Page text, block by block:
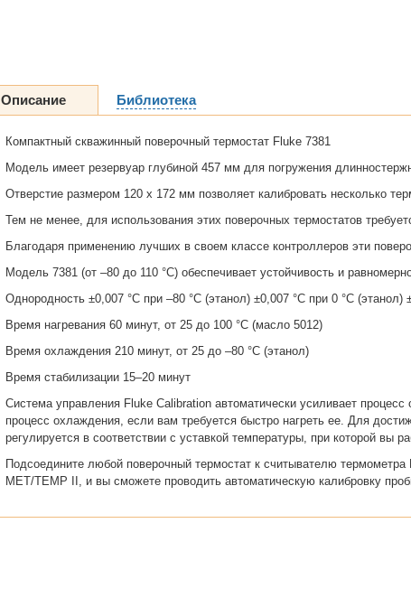
Описание Библиотека
Компактный скважинный поверочный термостат Fluke 7381
Модель имеет резервуар глубиной 457 мм для погружения
Отверстие размером 120 х 172 мм позволяет калибровать несколько
Тем не менее, для использования этих поверочных термостатов
Благодаря применению лучших в своем классе контроллеров эти
Модель 7381 (от –80 до 110 °C) обеспечивает устойчивость и
Однородность ±0,007 °C при –80 °C (этанол) ±0,007 °C при 0 °C (этанол)
Время нагревания 60 минут, от 25 до 100 °C (масло 5012)
Время охлаждения 210 минут, от 25 до –80 °C (этанол)
Время стабилизации 15–20 минут
Система управления Fluke Calibration автоматически усиливает
процесс охлаждения, если вам требуется быстро нагреть ее. Для
регулируется в соответствии с уставкой температуры, при которой вы
Подсоедините любой поверочный термостат к считывателю
MET/TEMP II, и вы сможете проводить автоматическую калибровку